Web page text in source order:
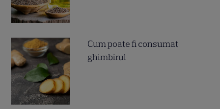
Cum poate fi consumat
ghimbirul